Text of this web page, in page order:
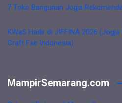
7 Toko Bangunan Jogja
KWaS Hadir di JIFFINA 2026
Craft Fair Indonesia)
MampirSemarang.com